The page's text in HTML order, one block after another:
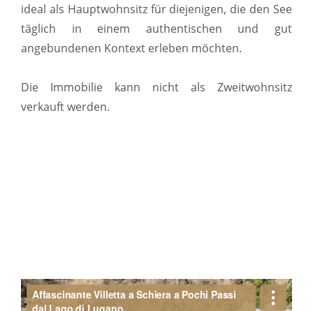
ideal als Hauptwohnsitz für diejenigen, die den See
täglich in einem authentischen und gut
angebundenen Kontext erleben möchten.
Die Immobilie kann nicht als Zweitwohnsitz
verkauft werden.